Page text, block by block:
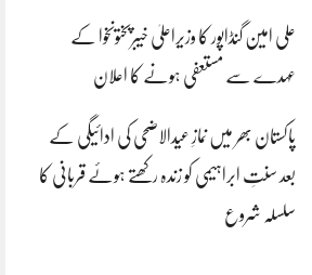
علی امین گنڈاپور کا وزیراعلیٰ خیبرپختونخوا کے
عہدے سے مستعفی ہونے کا اعلان
پاکستان بھر میں نمازِ عیدالاضحی کی ادائیگی کے
بعد سنتِ ابراہیمی کو زندہ رکھتے ہوئے قربانی کا
سلسلہ شروع